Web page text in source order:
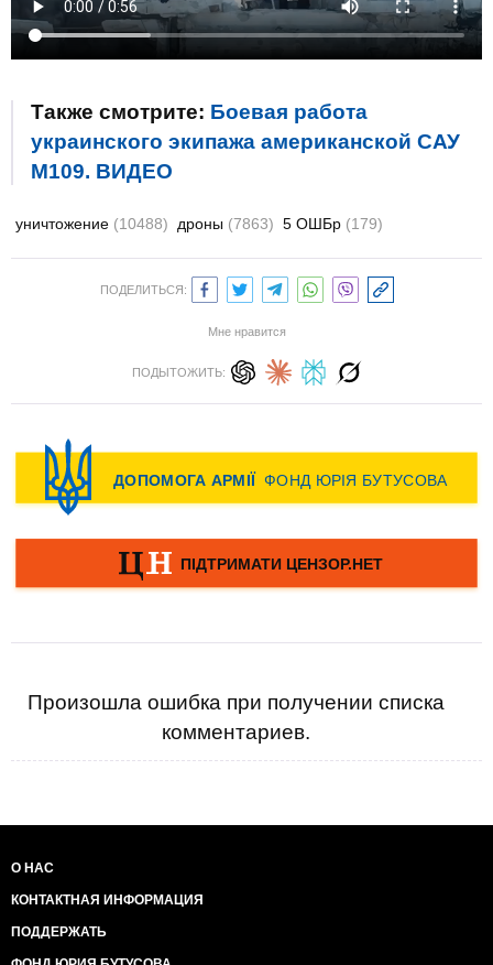
Также смотрите: Боевая работа
украинского экипажа американской САУ
M109. ВИДЕО
уничтожение (10488) дроны (7863) 5 ОШБр (179)
ПОДЕЛИТЬСЯ:
Мне нравится
ПОДЫТОЖИТЬ:
Произошла ошибка при получении списка
комментариев.
О НАС
КОНТАКТНАЯ ИНФОРМАЦИЯ
ПОДДЕРЖАТЬ